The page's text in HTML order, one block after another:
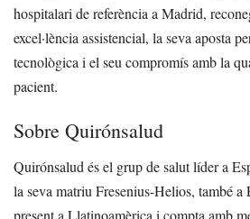
hospitalari de referència a Madrid,
excel·lència assistencial, la seva aposta
tecnològica i el seu compromís amb la
pacient.
Sobre Quirónsalud
Quirónsalud és el grup de salut líder a
la seva matriu Fresenius-Helios, també a
present a Llatinoamèrica i compta amb